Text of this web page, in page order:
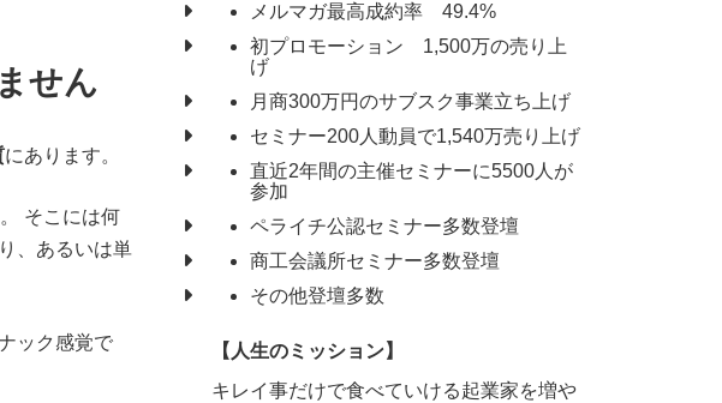
せん
にあります。
そこには何
、あるいは単
ック感覚で
メルマガ最高成約率 49.4%
初プロモーション 1,500万の売り上
げ
月商300万円のサブスク事業立ち上げ
セミナー200人動員で1,540万売り上げ
直近2年間の主催セミナーに5500人が
参加
ペライチ公認セミナー多数登壇
商工会議所セミナー多数登壇
その他登壇多数
【人生のミッション】
キレイ事だけで食べていける起業家を増や